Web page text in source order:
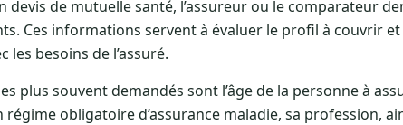
devis de mutuelle santé, l’assureur ou le comparateur
Ces informations servent à évaluer le profil à couvrir
les besoins de l’assuré.
plus souvent demandés sont l’âge de la personne à
régime obligatoire d’assurance maladie, sa profession,